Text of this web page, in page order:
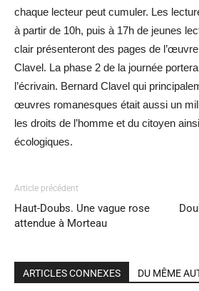
chaque lecteur peut cumuler. Les
à partir de 10h, puis à 17h de jeunes
clair présenteront des pages de
Clavel. La phase 2 de la journée
l’écrivain. Bernard Clavel qui
œuvres romanesques était aussi un
les droits de l’homme et du citoyen
écologiques.
Article précédent
Haut-Doubs. Une vague rose
attendue à Morteau
ARTICLES CONNEXES DU MÊME